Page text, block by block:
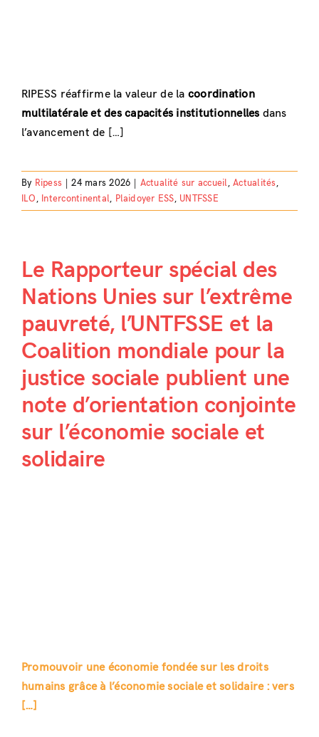
RIPESS réaffirme la valeur de la coordination
multilatérale et des capacités institutionnelles dans
l’avancement de […]
By Ripess 24 mars 2026 Actualité sur accueil,Actualités,
ILO, Intercontinental, Plaidoyer ESS, UNTFSSE
Le Rapporteur spécial des
Nations Unies sur l’extrême
pauvreté, l’UNTFSSE et la
Coalition mondiale pour la
justice sociale publient une
note d’orientation conjointe
sur l’économie sociale et
solidaire
Promouvoir une économie fondée sur les droits
humains grâce à l’économie sociale et solidaire : vers
[…]